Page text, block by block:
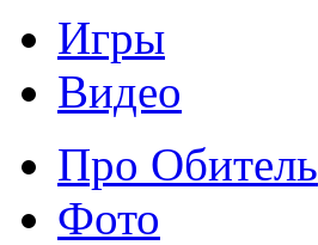
Игры
Видео
Про Обитель
Фото